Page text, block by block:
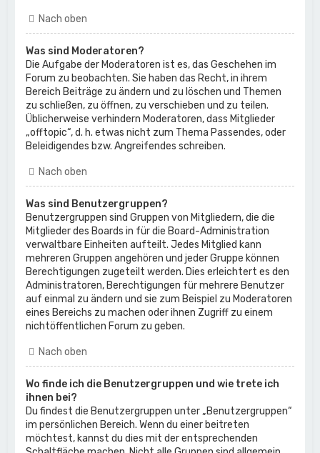
Nach oben
Was sind Moderatoren?
Die Aufgabe der Moderatoren ist es, das Geschehen im
Forum zu beobachten. Sie haben das Recht, in ihrem
Bereich Beiträge zu ändern und zu löschen und Themen
zu schließen, zu öffnen, zu verschieben und zu teilen.
Üblicherweise verhindern Moderatoren, dass Mitglieder
„offtopic“, d. h. etwas nicht zum Thema Passendes, oder
Beleidigendes bzw. Angreifendes schreiben.
Nach oben
Was sind Benutzergruppen?
Benutzergruppen sind Gruppen von Mitgliedern, die die
Mitglieder des Boards in für die Board-Administration
verwaltbare Einheiten aufteilt. Jedes Mitglied kann
mehreren Gruppen angehören und jeder Gruppe können
Berechtigungen zugeteilt werden. Dies erleichtert es den
Administratoren, Berechtigungen für mehrere Benutzer
auf einmal zu ändern und sie zum Beispiel zu Moderatoren
eines Bereichs zu machen oder ihnen Zugriff zu einem
nichtöffentlichen Forum zu geben.
Nach oben
Wo finde ich die Benutzergruppen und wie trete ich
ihnen bei?
Du findest die Benutzergruppen unter „Benutzergruppen“
im persönlichen Bereich. Wenn du einer beitreten
möchtest, kannst du dies mit der entsprechenden